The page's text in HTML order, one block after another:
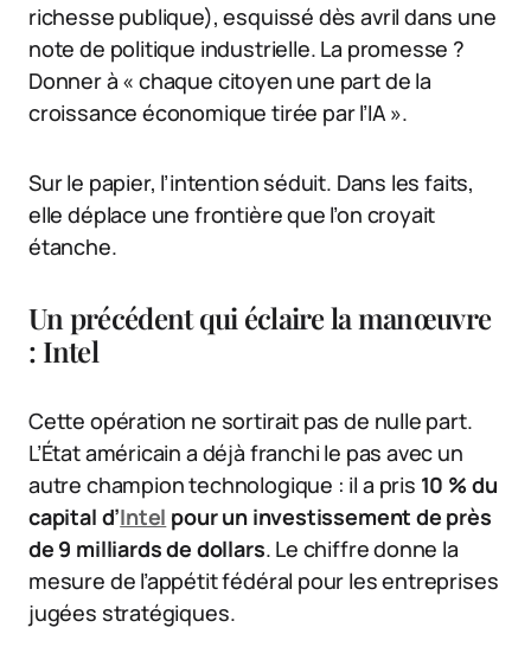
richesse publique), esquissé dès avril dans une
note de politique industrielle. La promesse ?
Donner à « chaque citoyen une part de la
croissance économique tirée par l’IA ».
Sur le papier, l’intention séduit. Dans les faits,
elle déplace une frontière que l’on croyait
étanche.
Un précédent qui éclaire la manœuvre
: Intel
Cette opération ne sortirait pas de nulle part.
L’État américain a déjà franchi le pas avec un
autre champion technologique : il a pris 10 % du
capital d’Intel pour un investissement de près
de 9 milliards de dollars. Le chiffre donne la
mesure de l’appétit fédéral pour les entreprises
jugées stratégiques.